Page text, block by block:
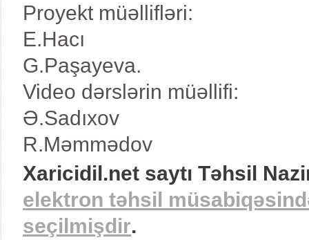
Proyekt müəllifləri:
E.Hacı
G.Paşayeva.
Video dərslərin müəllifi:
Ə.Sadıxov
R.Məmmədov
Xaricidil.net saytı Təhsil
elektron təhsil
seçilmişdir.